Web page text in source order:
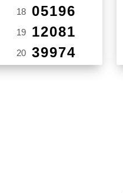
18 05196
19 12081
20 39974